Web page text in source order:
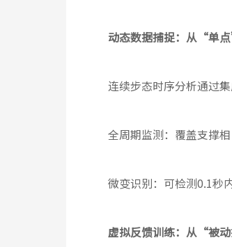
动态数据捕捉：从“单
连续步态时序分析通过
全周期监测：覆盖支撑
微变识别：可检测0.1秒
虚拟反馈训练：从“被